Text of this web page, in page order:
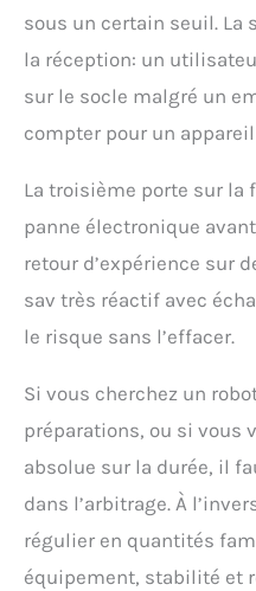
sous un certain seuil. La
la réception: un
sur le socle malgré un
compter pour un
La troisième porte sur
panne électronique
retour d’expérience sur
sav très réactif avec
le risque sans l’effacer.
Si vous cherchez un
préparations, ou si vous
absolue sur la durée, il
dans l’arbitrage. À
régulier en quantités
équipement, stabilité et